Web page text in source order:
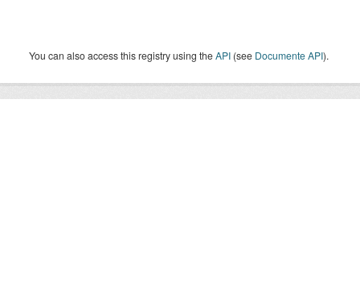
You can also access this registry using theAPI (see Documente API).